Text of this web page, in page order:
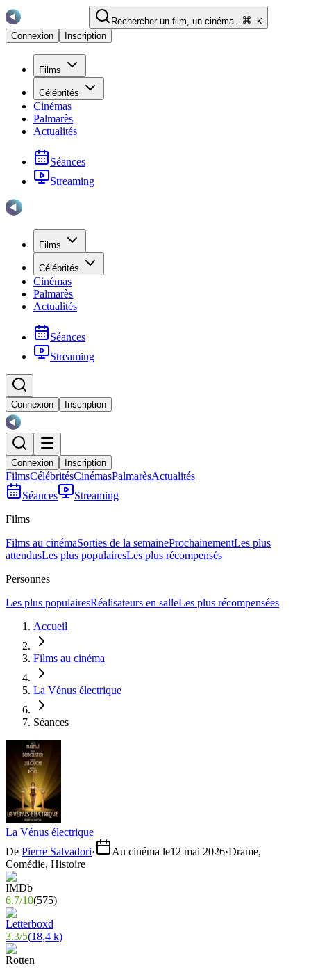
Rechercher un film, un cinéma...
K
Connexion
Inscription
Films
Célébrités
Cinémas
Palmarès
Actualités
Séances
Streaming
Films
Célébrités
Cinémas
Palmarès
Actualités
Séances
Streaming
Connexion Inscription
Connexion Inscription
FilmsCélébritésCinémasPalmarèsActualités
Séances
Streaming
Films
Films au cinémaSorties de la semaineProchainementLes plus
attendusLes plus populairesLes plus récompensés
Personnes
Les plus populairesRéalisateurs en salleLes plus récompensées
Accueil
Films au cinéma
La Vénus électrique
Séances
La Vénus électrique
De Pierre Salvadori· Au cinéma le12 mai 2026·Drame,
Comédie, Histoire
6.7/10(575)
3.3/5(18,4 k)